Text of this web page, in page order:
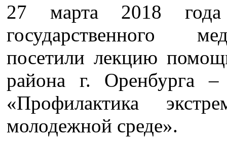
27 марта 2018 года
государственного
посетили лекцию
района г. Оренбурга
«Профилактика
молодежной среде».